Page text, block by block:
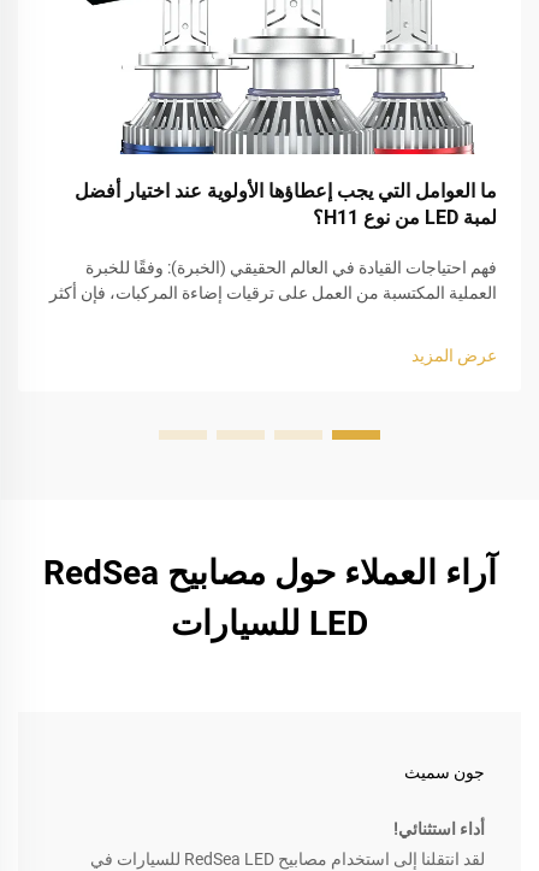
ما العوامل التي يجب إعطاؤها الأولوية عند اختيار أفضل
لمبة LED من نوع H11؟
فهم احتياجات القيادة في العالم الحقيقي (الخبرة): وفقًا للخبرة
العملية المكتسبة من العمل على ترقيات إضاءة المركبات، فإن أكثر
القيادة...
عرض المزيد
آراء العملاء حول مصابيح RedSea
LED للسيارات
جون سميث
أداء استثنائي!
لقد انتقلنا إلى استخدام مصابيح RedSea LED للسيارات في